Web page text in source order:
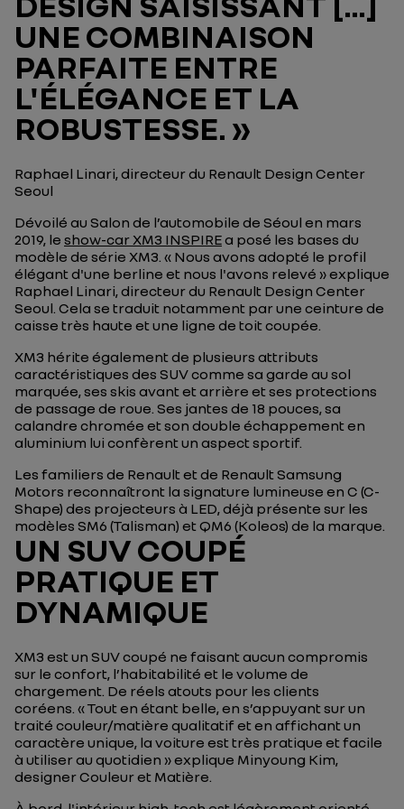
UNE COMBINAISON
PARFAITE ENTRE
L'ÉLÉGANCE ET LA
ROBUSTESSE. »
Raphael Linari, directeur du Renault Design Center
Seoul
Dévoilé au Salon de l’automobile de Séoul en mars
2019, le show-car XM3 INSPIREa posé les bases du
modèle de série XM3. « Nous avons adopté le profil
élégant d'une berline et nous l'avons relevé »explique
Raphael Linari, directeur du Renault Design Center
Seoul. Cela se traduit notamment par une ceinture de
caisse très haute et une ligne de toit coupée.
XM3 hérite également de plusieurs attributs
caractéristiques des SUV comme sa garde au sol
marquée, ses skis avant et arrière et ses protections
de passage de roue. Ses jantes de 18 pouces, sa
calandre chromée et son double échappement en
aluminium lui confèrent un aspect sportif.
Les familiers de Renault et de Renault Samsung
Motors reconnaîtront la signature lumineuse en C (C-
Shape) des projecteurs à LED, déjà présente sur les
modèles SM6 (Talisman) et QM6 (Koleos) de la marque.
UN SUV COUPÉ
PRATIQUE ET
DYNAMIQUE
XM3 est un SUV coupé ne faisant aucun compromis
sur le confort, l’habitabilité et le volume de
chargement. De réels atouts pour les clients
coréens. « Tout en étant belle, en s’appuyant sur un
traité couleur/matière qualitatif et en affichant un
caractère unique, la voiture est très pratique et facile
à utiliser au quotidien »explique Minyoung Kim,
designer Couleur et Matière.